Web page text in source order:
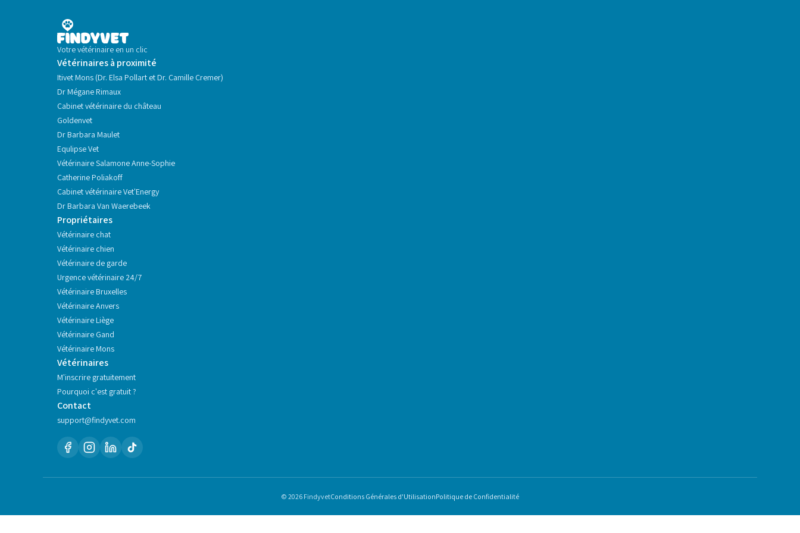
Votre vétérinaire en un clic
Vétérinaires à proximité
Itivet Mons (Dr. Elsa Pollart et Dr. Camille Cremer)
Dr Mégane Rimaux
Cabinet vétérinaire du château
Goldenvet
Dr Barbara Maulet
Equlipse Vet
Vétérinaire Salamone Anne-Sophie
Catherine Poliakoff
Cabinet vétérinaire Vet'Energy
Dr Barbara Van Waerebeek
Propriétaires
Vétérinaire chat
Vétérinaire chien
Vétérinaire de garde
Urgence vétérinaire 24/7
VétérinaireBruxelles
VétérinaireAnvers
VétérinaireLiège
Vétérinaire Gand
VétérinaireMons
Vétérinaires
M'inscrire gratuitement
Pourquoi c'est gratuit ?
Contact
support@findyvet.com
© 2026 FindyvetConditions Générales d'UtilisationPolitique de Confidentialité